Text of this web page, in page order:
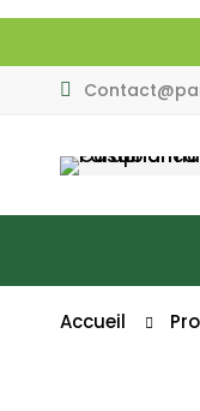
Accueil